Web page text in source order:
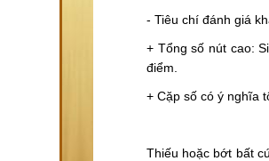
- Tiêu chí đánh giá
+ Tổng số nút cao:
điểm.
+ Cặp số có ý nghĩa
Thiếu hoặc bớt bất